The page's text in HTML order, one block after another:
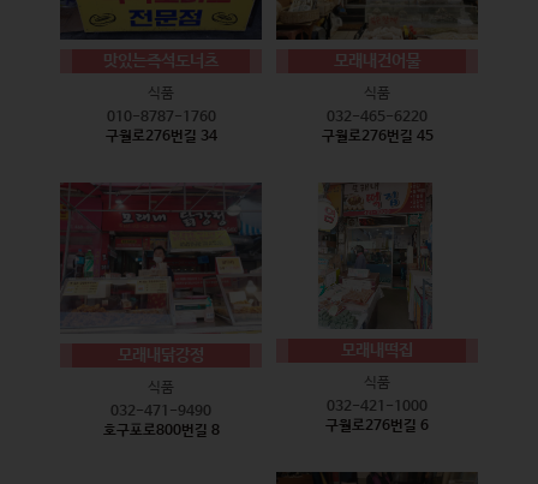
맛있는즉석도너츠
식품
010-8787-1760
구월로276번길 34
모래내건어물
식품
032-465-6220
구월로276번길 45
모래내닭강정
식품
032-471-9490
호구포로800번길 8
모래내떡집
식품
032-421-1000
구월로276번길 6